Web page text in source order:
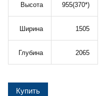
Высота 955(370*)
Ширина 1505
Глубина 2065